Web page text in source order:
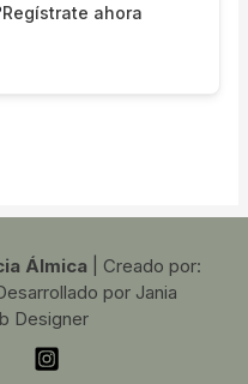
Regístrate ahora
Álmica | Creado por:
por Jania
Designer